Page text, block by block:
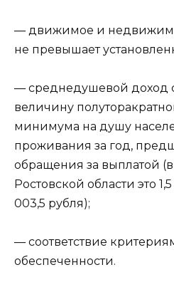
— движимое и
не превышает
— среднедушевой доход
величину
минимума на душу
проживания за год,
обращения за выплатой
Ростовской области это
003,5 рубля);
— соответствие
обеспеченности.